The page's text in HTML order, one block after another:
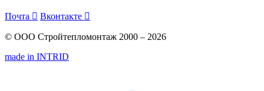
Почта  Вконтакте 
© ООО Стройтепломонтаж 2000 – 2026
made in INTRID